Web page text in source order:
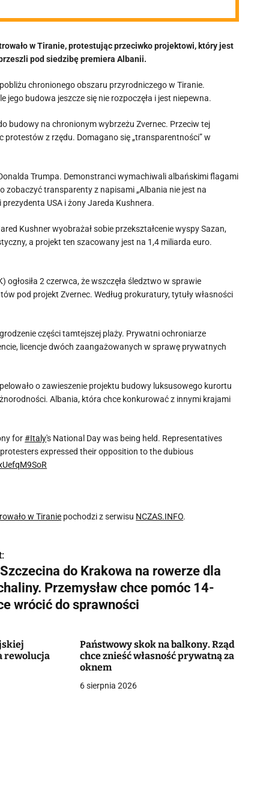
w Tiranie, protestując przeciwko projektowi, który jest
pod siedzibę premiera Albanii.
chronionego obszaru przyrodniczego w Tiranie.
budowa jeszcze się nie rozpoczęła i jest niepewna.
budowy na chronionym wybrzeżu Zvernec. Przeciw tej
protestów z rzędu. Domagano się „transparentności” w
Trumpa. Demonstranci wymachiwali albańskimi flagami
zobaczyć transparenty z napisami „Albania nie jest na
USA i żony Jareda Kushnera.
Kushner wyobrażał sobie przekształcenie wyspy Sazan,
a projekt ten szacowany jest na 1,4 miliarda euro.
2 czerwca, że wszczęła śledztwo w sprawie
pod projekt Zvernec. Według prokuratury, tytuły własności
części tamtejszej plaży. Prywatni ochroniarze
licencje dwóch zaangażowanych w sprawę prywatnych
o zawieszenie projektu budowy luksusowego kurortu
Albania, która chce konkurować z innymi krajami
for#Italy's National Day was being held. Representatives
expressed their opposition to the dubious
w Tiranie pochodzi z serwisu NCZAS.INFO.
do Krakowa na rowerze dla
Przemysław chce pomóc 14-
wrócić do sprawności
rewolucja
Państwowy skok na balkony. Rząd
chce znieść własność prywatną za
oknem
6 sierpnia 2026